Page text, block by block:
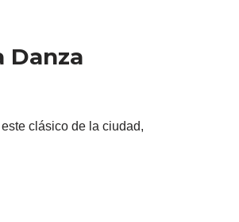
Danza
clásico de la ciudad,